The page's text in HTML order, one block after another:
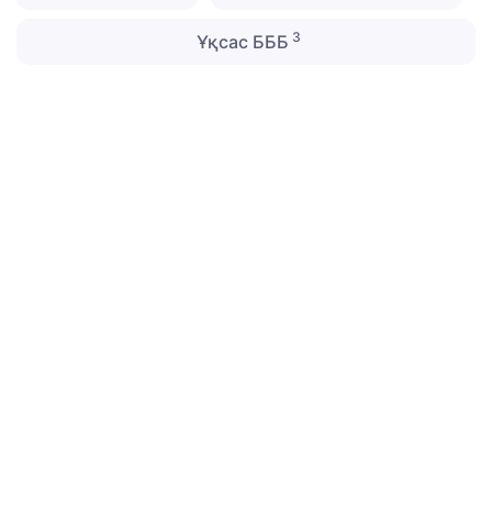
Ұқсас БББ 3